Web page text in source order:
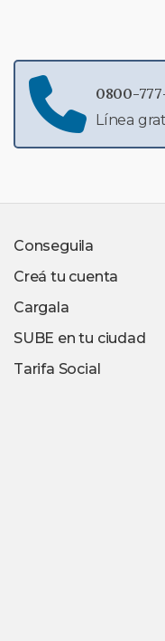
0800-
Línea
Conseguila
Creá tu cuenta
Cargala
SUBE en tu ciudad
Tarifa Social